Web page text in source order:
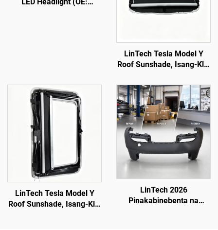
Headlight ng Model 3/Y at
Cross-Border Export
LinTech Tesla Model Y
Roof Sunshade, Isang-Klik
Proteksyon Laban sa Sila
at UV
LinTech Tesla Model Y
Roof Sunshade, Isang-Klik
LinTech 2026
Pinakabinebenta na